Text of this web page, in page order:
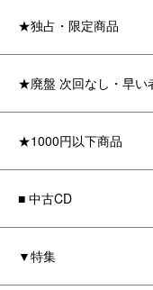
★独占・限定商品
★廃盤 次回なし・早い
★1000円以下商品
■ 中古CD
▼特集